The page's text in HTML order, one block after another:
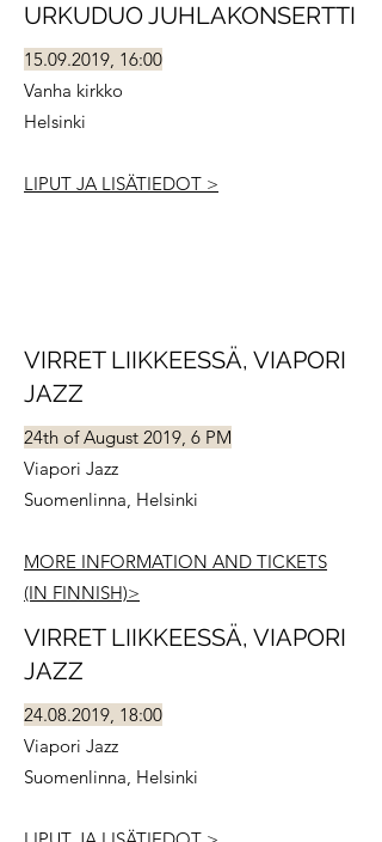
URKUDUO JUHLAKONSERTTI
15.09.2019, 16:00
Vanha kirkko
Helsinki
LIPUT JA LISÄTIEDOT >
VIRRET LIIKKEESSÄ, VIAPORI
JAZZ
24th of August 2019, 6 PM
Viapori Jazz
Suomenlinna, Helsinki
MORE INFORMATION AND TICKETS
(IN FINNISH)>
VIRRET LIIKKEESSÄ, VIAPORI
JAZZ
24.08.2019, 18:00
Viapori Jazz
Suomenlinna, Helsinki